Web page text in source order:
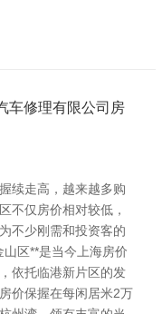
车修理有限公司房
续走高，越来越多购
不仅房价相对较低，
不少刚需和投资客的
区**是当今上海房价
依托临港新片区的发
价保握在每闲居米2万